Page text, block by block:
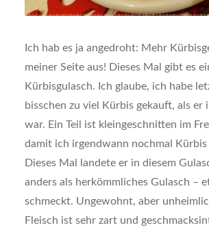
Ich hab es ja angedroht: Mehr
meiner Seite aus! Dieses Mal gibt es
Kürbisgulasch. Ich glaube, ich habe
bisschen zu viel Kürbis gekauft, als er
war. Ein Teil ist kleingeschnitten im
damit ich irgendwann nochmal Kürbis
Dieses Mal landete er in diesem
anders als herkömmliches Gulasch –
schmeckt. Ungewohnt, aber
Fleisch ist sehr zart und